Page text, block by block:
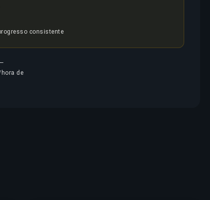
consistente
de